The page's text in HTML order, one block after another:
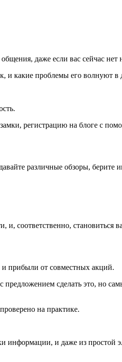
даже если вас сейчас нет
и какие проблемы его волнуют
регистрацию на блоге с
различные обзоры, берите
и, соответственно,
прибыли от совместных акций.
сделать это, но
на практике.
информации, и даже из простой